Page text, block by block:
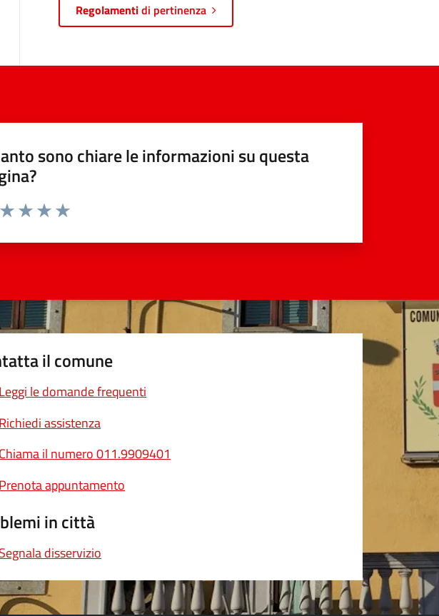
Regolamentidi pertinenza
sono chiare le informazioni su questa
da 1 a 5 stelle la pagina
il comune
Leggi le domande frequenti
Richiedi assistenza
Chiama il numero 011.9909401
Prenota appuntamento
in città
Segnala disservizio